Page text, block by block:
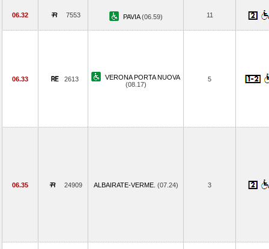
06.32 7553 PAVIA(06.59) 11
06.33 2613
VERONA PORTA NUOVA
(08.17)
5
06.35 24909 ALBAIRATE-VERME. (07.24) 3